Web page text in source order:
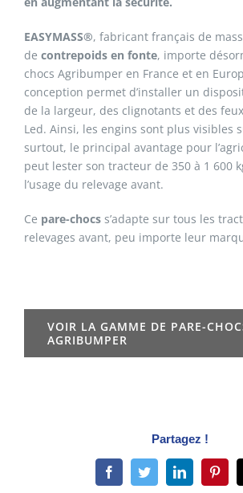
EASYMASS®, fabricant français de
de contrepoids en fonte, importe
chocs Agribumper en France et en
conception permet d’installer un
de la largeur, des clignotants et des
Led. Ainsi, les engins sont plus visibles
surtout, le principal avantage pour
peut lester son tracteur de 350 à 1 600
l’usage du relevage avant.
Ce pare-chocs s’adapte sur tous les
relevages avant, peu importe leur
VOIR LA GAMME DE PARE-
AGRIBUMPER
Partagez !
FacebookTwitterLinkedIn